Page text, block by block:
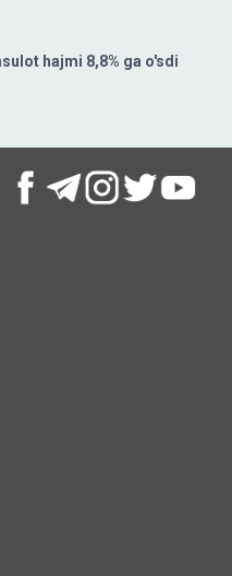
hajmi 8,8% ga o'sdi